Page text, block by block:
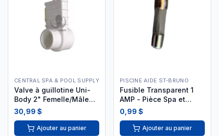
CENTRAL SPA & POOL SUPPLY
Valve à guillotine Uni-
Body 2" Femelle/Mâle
Collé VAL-202 i26
30,99 $
Ajouter au panier
PISCINE AIDE ST-BRUNO
Fusible Transparent 1
AMP - Pièce Spa et
Jacuzzi
0,99 $
Ajouter au panier